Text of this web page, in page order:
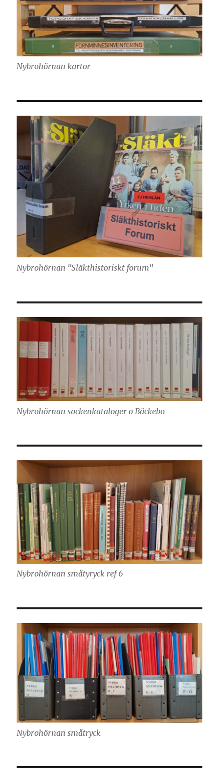
Nybrohörnan kartor
Nybrohörnan "Släkthistoriskt forum"
Nybrohörnan sockenkataloger o Bäckebo
Nybrohörnan småtyryck ref 6
Nybrohörnan småtryck